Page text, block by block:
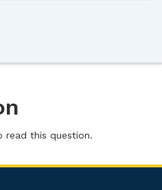
read this question.